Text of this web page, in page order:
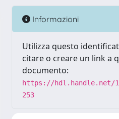
Informazioni
Utilizza questo
citare o creare un link a
documento:
https://hdl.handle.net/
253